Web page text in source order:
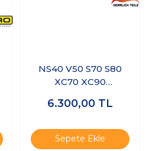
NS40 V50 S70 S80
XC70 XC90
MANŞONU
6.300,00 TL
Sepete Ekle